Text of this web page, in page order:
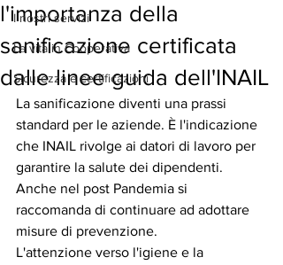
I nostri servizi
La vita in Cooperativa
Sicurezza e certificazioni
l'importanza della
sanificazione certificata
dalle linee guida dell'INAIL
La sanificazione diventi una prassi
standard per le aziende. È l'indicazione
che INAIL rivolge ai datori di lavoro per
garantire la salute dei dipendenti.
Anche nel post Pandemia si
raccomanda di continuare ad adottare
misure di prevenzione.
L'attenzione verso l'igiene e la